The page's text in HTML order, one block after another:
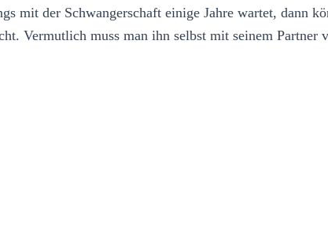
mit der Schwangerschaft einige Jahre wartet, dann
Vermutlich muss man ihn selbst mit seinem Partner